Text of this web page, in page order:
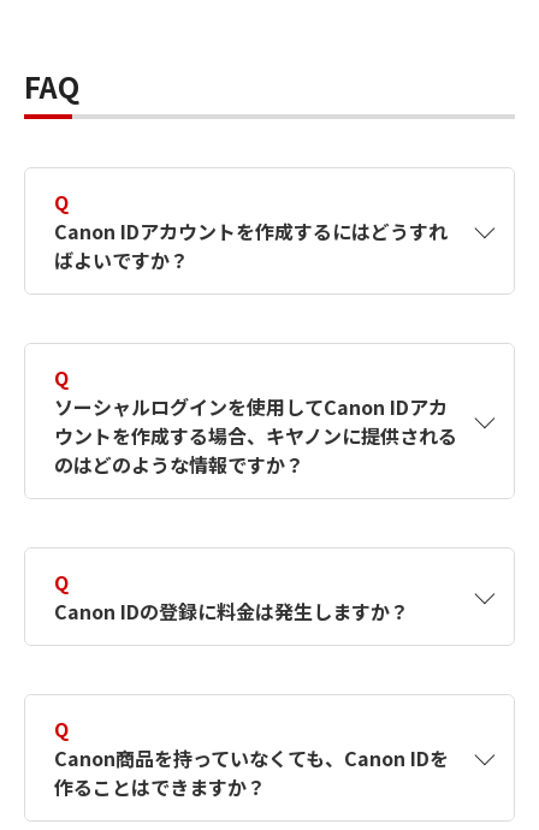
FAQ
Q
Canon IDアカウントを作成するにはどうすれ
ばよいですか？
す。詳しい作成方法は【カメラ】Canon IDとは
何ですか？Canon IDの作成方法は？をご確認く
ださい。
Q
ソーシャルログインを使用してCanon IDアカ
ウントを作成する場合、キヤノンに提供される
のはどのような情報ですか？
択したサービスから取得します。アカウントを
簡単に作成できるように、この情報を使用して
Canon IDの登録フォームを入力します。
Q
Canon IDの登録に料金は発生しますか？
Q
Canon商品を持っていなくても、Canon IDを
作ることはできますか？